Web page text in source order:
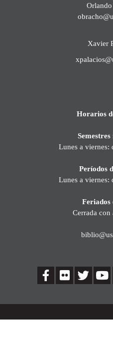
Xavier
Horarios
Lunes a viernes:
Períodos
Lunes a viernes:
Feriados
Cerrada